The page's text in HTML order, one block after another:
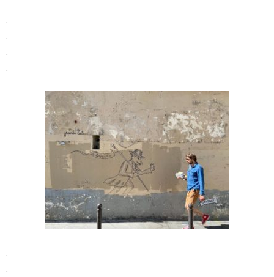
.
.
.
.
.
.